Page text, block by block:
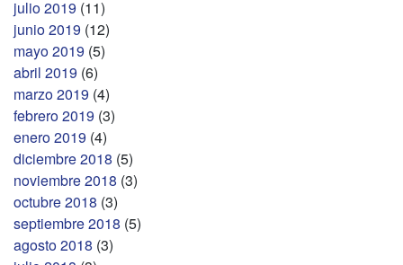
julio 2019 (11)
junio 2019 (12)
mayo 2019 (5)
abril 2019 (6)
marzo 2019 (4)
febrero 2019 (3)
enero 2019 (4)
diciembre 2018 (5)
noviembre 2018 (3)
octubre 2018 (3)
septiembre 2018 (5)
agosto 2018 (3)